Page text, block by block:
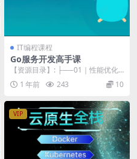
IT编程课程
Go服务开发高手课
【资源目录】: ├──01｜性能优化
流程：刚开始做性能优化从何入
手？.md 9....
1 年前 243 10
VIP